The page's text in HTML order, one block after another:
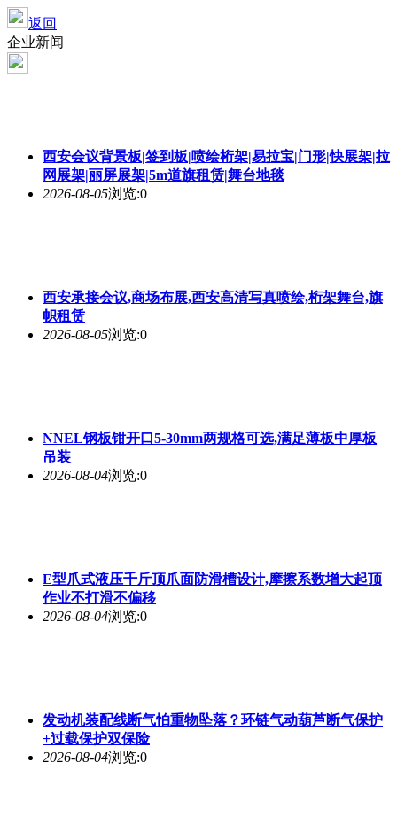
返回
企业新闻
西安会议背景板|签到板|喷绘桁架|易拉宝|门形|快展架|拉
网展架|丽屏展架|5m道旗租赁|舞台地毯
2026-08-05浏览:0
西安承接会议,商场布展,西安高清写真喷绘,桁架舞台,旗
帜租赁
2026-08-05浏览:0
NNEL钢板钳开口5-30mm两规格可选,满足薄板中厚板
吊装
2026-08-04浏览:0
E型爪式液压千斤顶爪面防滑槽设计,摩擦系数增大起顶
作业不打滑不偏移
2026-08-04浏览:0
发动机装配线断气怕重物坠落？环链气动葫芦断气保护
+过载保护双保险
2026-08-04浏览:0